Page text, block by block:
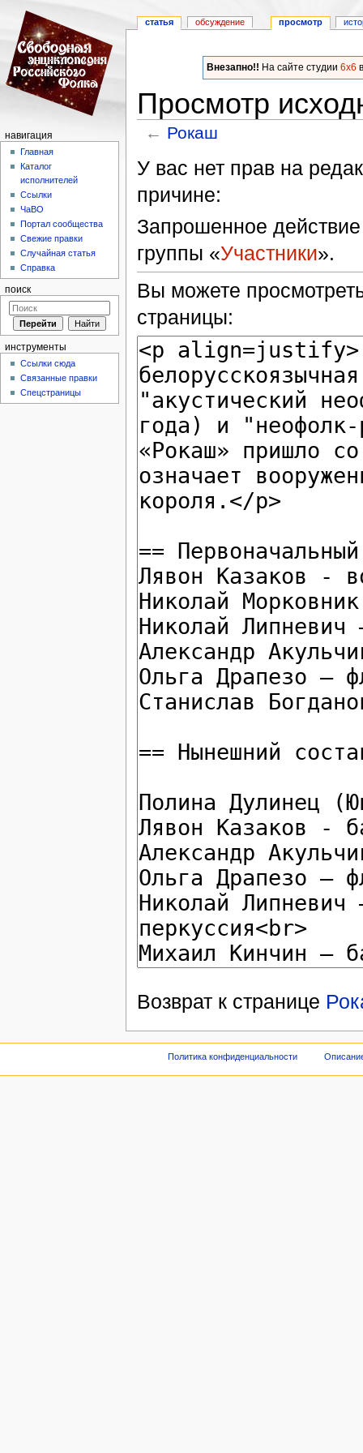
Внезапно!! На сайте студии 6x6
Просмотр
← Рокаш
У вас нет прав на
причине:
Запрошенное действие
группы «Участники».
Вы можете
страницы:
Возврат к странице
статья обсуждение просмотр
навигация
Главная
Каталог
исполнителей
Ссылки
ЧаВО
Портал сообщества
Свежие правки
Случайная статья
Справка
поиск
инструменты
Ссылки сюда
Связанные правки
Спецстраницы
Политика конфиденциальности